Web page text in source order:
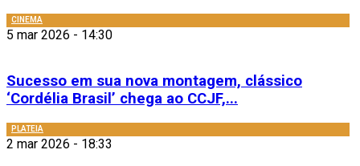
CINEMA
5 mar 2026 - 14:30
Sucesso em sua nova montagem, clássico
‘Cordélia Brasil’ chega ao CCJF,...
PLATEIA
2 mar 2026 - 18:33